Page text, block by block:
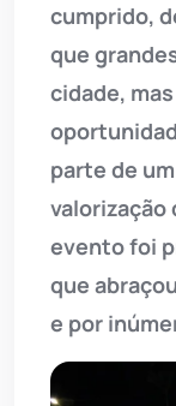
cumprido,
que
cidade,
parte de
valorização
evento foi
que
e por